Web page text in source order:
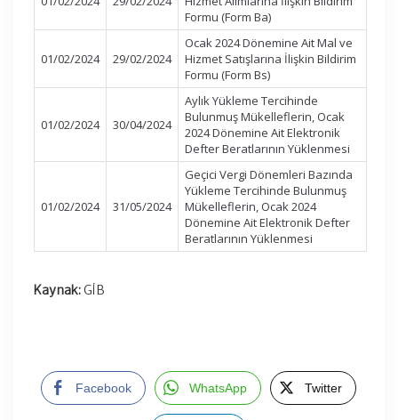
Formu (Form Ba)
01/02/2024 29/02/2024
Ocak 2024 Dönemine Ait Mal ve
Hizmet Satışlarına İlişkin Bildirim
Formu (Form Bs)
01/02/2024 30/04/2024
Aylık Yükleme Tercihinde
Bulunmuş Mükelleflerin, Ocak
2024 Dönemine Ait Elektronik
Defter Beratlarının Yüklenmesi
01/02/2024 31/05/2024
Geçici Vergi Dönemleri Bazında
Yükleme Tercihinde Bulunmuş
Mükelleflerin, Ocak 2024
Dönemine Ait Elektronik Defter
Beratlarının Yüklenmesi
Kaynak:GİB
Facebook WhatsApp Twitter